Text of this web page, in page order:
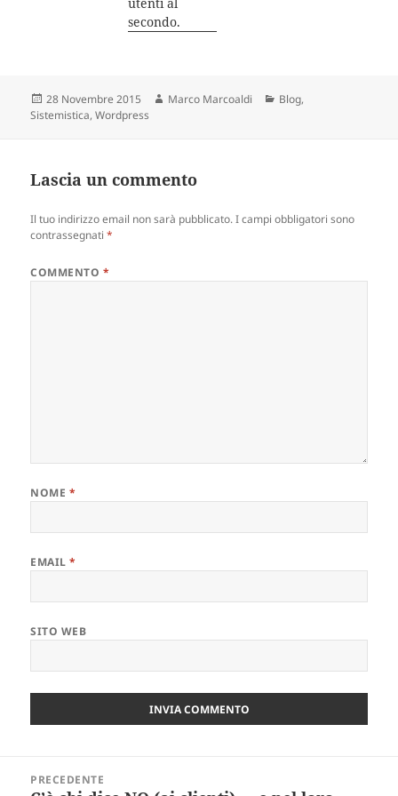
secondo.
Scritto
il
28 Novembre 2015 Autore
Marco Marcoaldi Categorie
Blog,
Sistemistica,Wordpress
Lascia un commento
Il tuo indirizzo email non sarà pubblicato. I campi obbligatori sono
contrassegnati*
COMMENTO *
NOME *
EMAIL*
SITO WEB
articoli
PRECEDENTE